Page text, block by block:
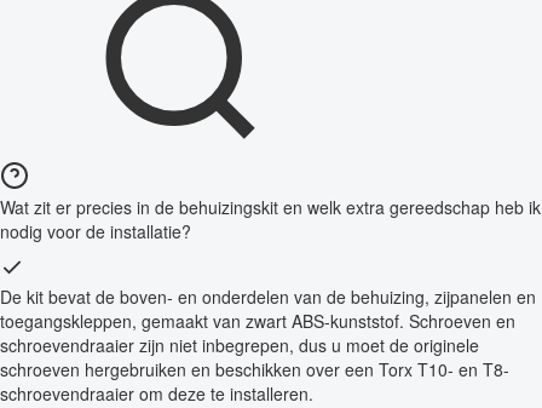
Wat zit er precies in de behuizingskit en welk extra gereedschap heb ik
nodig voor de installatie?
De kit bevat de boven- en onderdelen van de behuizing, zijpanelen en
toegangskleppen, gemaakt van zwart ABS-kunststof. Schroeven en
schroevendraaier zijn niet inbegrepen, dus u moet de originele
schroeven hergebruiken en beschikken over een Torx T10- en T8-
schroevendraaier om deze te installeren.